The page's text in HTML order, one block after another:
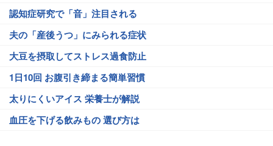
認知症研究で「音」注目される
夫の「産後うつ」にみられる症状
大豆を摂取してストレス過食防止
1日10回 お腹引き締まる簡単習慣
太りにくいアイス 栄養士が解説
血圧を下げる飲みもの 選び方は